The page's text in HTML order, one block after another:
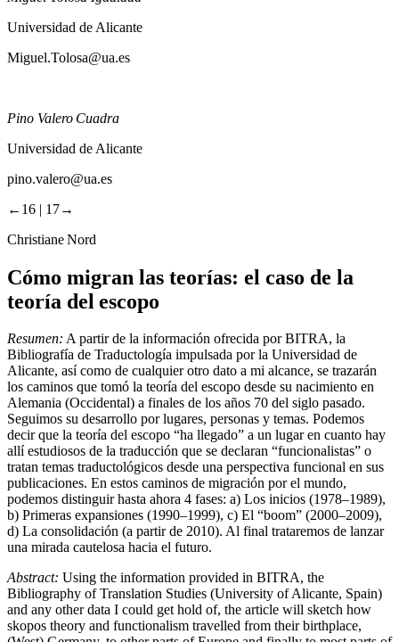
Cómo migran las teorías: el caso de la
teoría del escopo
Resumen:A partir de la información ofrecida por BITRA, la
Bibliografía de Traductología impulsada por la Universidad de
Alicante, así como de cualquier otro dato a mi alcance, se trazarán
los caminos que tomó la teoría del escopo desde su nacimiento en
Alemania (Occidental) a finales de los años 70 del siglo pasado.
Seguimos su desarrollo por lugares, personas y temas. Podemos
decir que la teoría del escopo “ha llegado” a un lugar en cuanto hay
allí estudiosos de la traducción que se declaran “funcionalistas” o
tratan temas traductológicos desde una perspectiva funcional en sus
publicaciones. En estos caminos de migración por el mundo,
podemos distinguir hasta ahora 4 fases: a) Los inicios (1978–1989),
b) Primeras expansiones (1990–1999), c) El “boom” (2000–2009),
d) La consolidación (a partir de 2010). Al final trataremos de lanzar
Abstract:Using the information provided in BITRA, the
Bibliography of Translation Studies (University of Alicante, Spain)
and any other data I could get hold of, the article will sketch how